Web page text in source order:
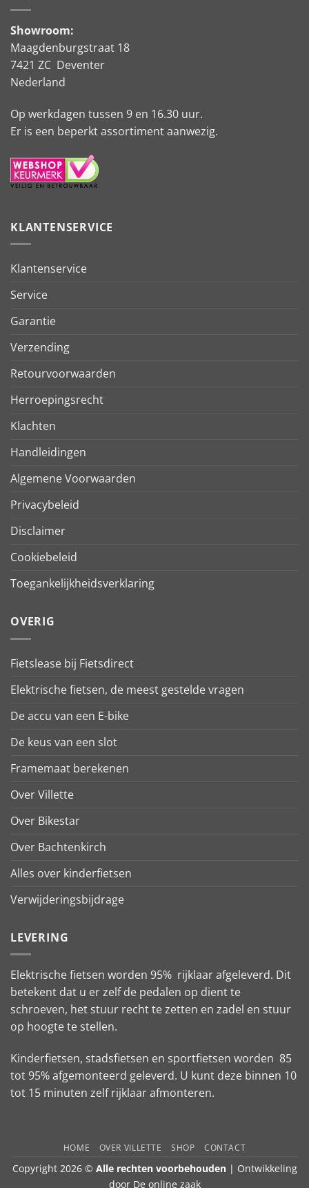
Showroom:
Maagdenburgstraat 18
7421 ZC Deventer
Nederland
Op werkdagen tussen 9 en 16.30 uur.
Er is een beperkt assortiment aanwezig.
KLANTENSERVICE
Klantenservice
Service
Garantie
Verzending
Retourvoorwaarden
Herroepingsrecht
Klachten
Handleidingen
Algemene Voorwaarden
Privacybeleid
Disclaimer
Cookiebeleid
Toegankelijkheidsverklaring
OVERIG
Fietslease bij Fietsdirect
Elektrische fietsen, de meest gestelde vragen
De accu van een E-bike
De keus van een slot
Framemaat berekenen
Over Villette
Over Bikestar
Over Bachtenkirch
Alles over kinderfietsen
Verwijderingsbijdrage
LEVERING
Elektrische fietsen worden 95% rijklaar afgeleverd. Dit
betekent dat u er zelf de pedalen op dient te
schroeven, het stuur recht te zetten en zadel en stuur
op hoogte te stellen.
Kinderfietsen, stadsfietsen en sportfietsen worden 85
tot 95% afgemonteerd geleverd. U kunt deze binnen 10
tot 15 minuten zelf rijklaar afmonteren.
HOME OVER VILLETTE SHOP CONTACT
Copyright 2026 © Alle rechten voorbehouden| Ontwikkeling
door De online zaak